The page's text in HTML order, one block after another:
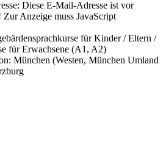
Diese E-Mail-Adresse ist vor
Zur Anzeige muss JavaScript
für Kinder / Eltern /
für Erwachsene (A1, A2)
München (Westen, München Umland